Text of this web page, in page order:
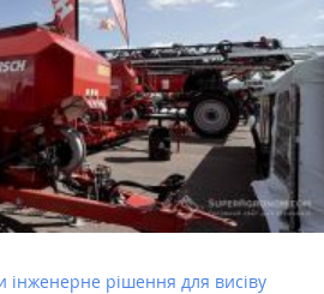
інженерне рішення для висіву